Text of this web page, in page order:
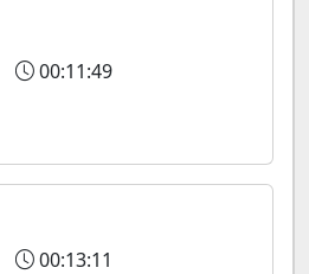
00:11:49
00:13:11